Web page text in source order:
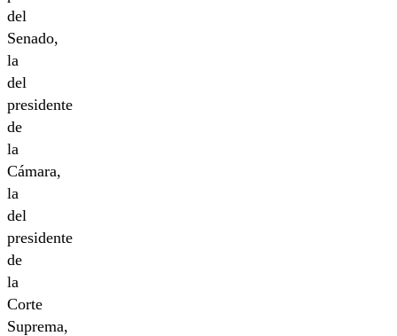
del
Senado,
la
del
presidente
de
la
Cámara,
la
del
presidente
de
la
Corte
Suprema,